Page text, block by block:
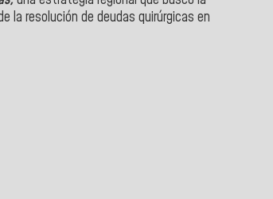
la resolución de deudas quirúrgicas en